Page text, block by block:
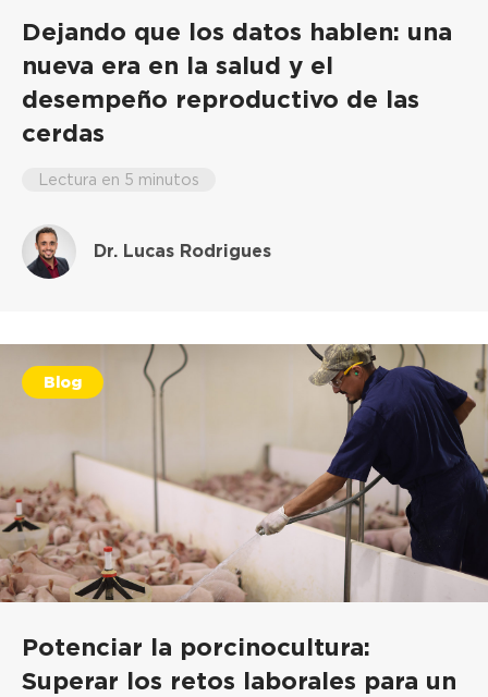
Dejando que los datos hablen: una
nueva era en la salud y el
desempeño reproductivo de las
cerdas
Lectura en 5 minutos
Dr. Lucas Rodrigues
Blog
Potenciar la porcinocultura:
Superar los retos laborales para un